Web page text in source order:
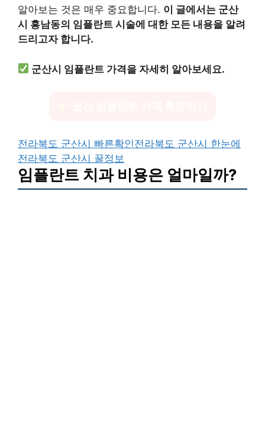
알아보는 것은 매우 중요합니다. 이 글에서는 군산
시 흥남동의 임플란트 시술에 대한 모든 내용을 알려
드리고자 합니다.
군산시 임플란트 가격을 자세히 알아보세요.
전라북도 군산시 빠른확인전라북도 군산시 한눈에
전라북도 군산시 꿀정보
임플란트 치과 비용은 얼마일까?